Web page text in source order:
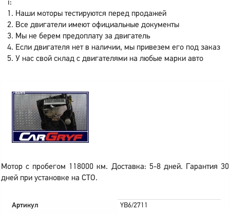
i:
Наши моторы тестируются перед продажей
Все двигатели имеют официальные документы
Мы не берем предоплату за двигатель
Если двигателя нет в наличии, мы привезем его под заказ
У нас свой склад с двигателями на любые марки авто
Мотор с пробегом 118000 км. Доставка: 5-8 дней. Гарантия 30
дней при установке на СТО.
Артикул
YB6/2711